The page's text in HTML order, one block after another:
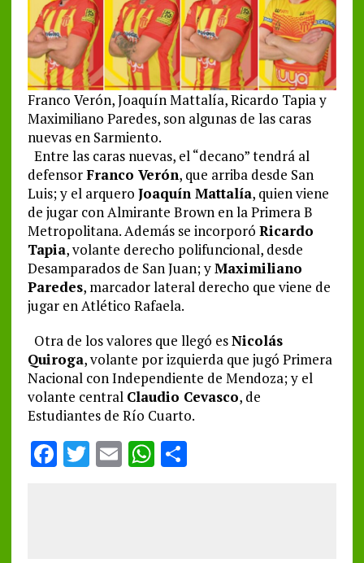
Franco Verón, Joaquín Mattalía, Ricardo Tapia y
Maximiliano Paredes, son algunas de las caras
nuevas en Sarmiento.
Entre las caras nuevas, el “decano” tendrá al
defensorFranco Verón, que arriba desde San
Luis; y el arquero Joaquín Mattalía, quien viene
de jugar con Almirante Brown en la Primera B
Metropolitana. Además se incorporó Ricardo
Tapia, volante derecho polifuncional, desde
Desamparados de San Juan; yMaximiliano
Paredes, marcador lateral derecho que viene de
jugar en Atlético Rafaela.
Otra de los valores que llegó esNicolás
Quiroga, volante por izquierda que jugó Primera
Nacional con Independiente de Mendoza; y el
volante central Claudio Cevasco, de
Estudiantes de Río Cuarto.
F T E WS